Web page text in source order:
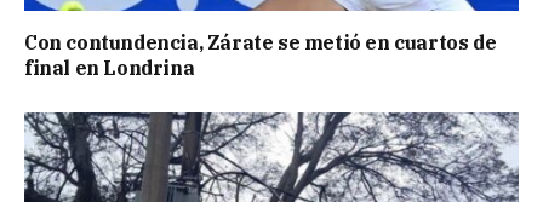
Con contundencia, Zárate se metió en cuartos de
final en Londrina